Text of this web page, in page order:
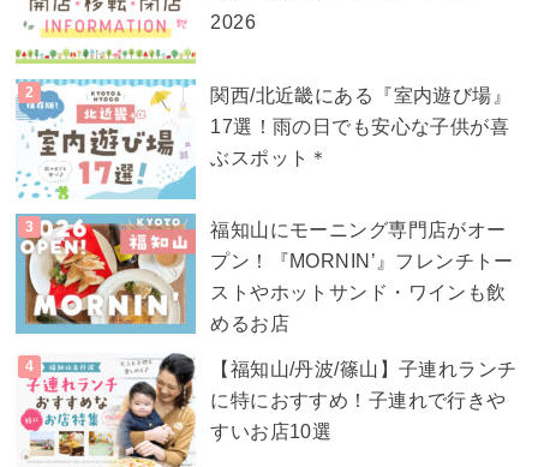
2026
関西/北近畿にある『室内遊び場』
17選！雨の日でも安心な子供が喜
ぶスポット＊
福知山にモーニング専門店がオー
プン！『MORNIN’』フレンチトー
ストやホットサンド・ワインも飲
めるお店
【福知山/丹波/篠山】子連れランチ
に特におすすめ！子連れで行きや
すいお店10選